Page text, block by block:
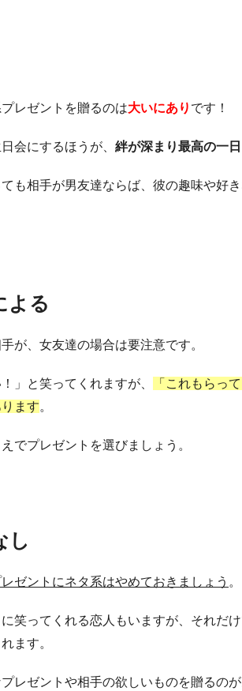
レゼントを贈るのは大いにあり です！
会にするほうが、 絆が深まり最高の一
も相手が男友達ならば、彼の趣味や好
よる
が、女友達の場合は要注意です。
」と笑ってくれますが、
「これもらっ
ます。
でプレゼントを選びましょう。
し
ゼントにネタ系はやめておきましょう 。
笑ってくれる恋人もいますが、それだけ
ます。
レゼントや相手の欲しいものを贈るの